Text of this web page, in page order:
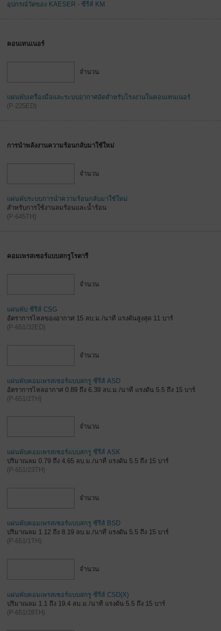
อุปกรณ์วัดของ KAESER - ซีรีส์ KM
คอนเทนเนอร์
จำนวน
แผ่นพับเครื่องมือและระบบอากาศอัดสำหรับโรงงานในคอนเทนเนอร์
(P-225ED)
การนำพลังงานความร้อนกลับมาใช้ใหม่
จำนวน
แผ่นพับระบบการนำความร้อนกลับมาใช้ใหม่
สำหรับการใช้งานลมร้อนและน้ำร้อน
(P-645TH )
คอมเพรสเซอร์แบบสกรูโรตารี
จำนวน
แผ่นพับ ซีรีส์ CSG
อัตราการไหลของอากาศ 15 ลบ.ม./นาที แรงดันสูงสุด 11 บาร์
(P-651/32ED)
จำนวน
แผ่นพับคอมเพรสเซอร์แบบสกรู ซีรีส์ ASD
อัตราการไหลอากาศ 0.89 ถึง 6.39 ลบ.ม./นาที แรงดัน 5.5 ถึง 15 บาร์
(P-651/2TH)
จำนวน
แผ่นพับคอมเพรสเซอร์แบบสกรู ซีรีส์ ASK
ปริมาณลม 0.79 ถึง 4.65 ลบ.ม./นาที แรงดัน 5.5 ถึง 15 บาร์
(P-651/23TH )
จำนวน
แผ่นพับคอมเพรสเซอร์แบบสกรู ซีรีส์ BSD
ปริมาณลม 1.12 ถึง 8.19 ลบ.ม./นาที แรงดัน 5.5 ถึง 15 บาร์
(P-651/1TH )
จำนวน
แผ่นพับคอมเพรสเซอร์แบบสกรู ซีรีส์ CSD(X)
ปริมาณลม 1.1 ถึง 19.4 ลบ.ม./นาที แรงดัน 5.5 ถึง 15 บาร์
(P-651/28TH)